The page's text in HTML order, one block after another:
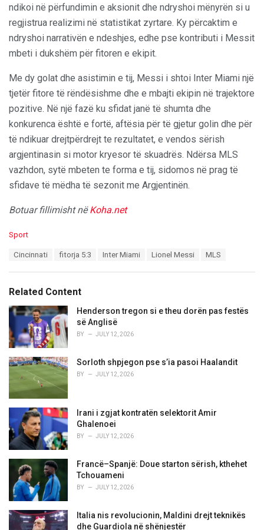
ndikoi në përfundimin e aksionit dhe ndryshoi mënyrën si u
regjistrua realizimi në statistikat zyrtare. Ky përcaktim e
ndryshoi narrativën e ndeshjes, edhe pse kontributi i Messit
mbeti i dukshëm për fitoren e ekipit.
Me dy golat dhe asistimin e tij, Messi i shtoi Inter Miami një
tjetër fitore të rëndësishme dhe e mbajti ekipin në trajektore
pozitive. Në një fazë ku sfidat janë të shumta dhe
konkurenca është e fortë, aftësia për të gjetur golin dhe për
të ndikuar drejtpërdrejt te rezultatet, e vendos sërish
argjentinasin si motor kryesor të skuadrës. Ndërsa MLS
vazhdon, sytë mbeten te forma e tij, sidomos në prag të
sfidave të mëdha të sezonit me Argjentinën.
Botuar fillimisht nëKoha.net
C
o
r
i
s
:
Sport
:
Cincinnati fitorja 5:3 Inter Miami Lionel Messi MLS
Related Content
Henderson tregon si e theu dorën pas festës
së Anglisë
BY JULY 12, 2026
Sorloth shpjegon pse s’ia pasoi Haalandit
BY JULY 12, 2026
Irani i zgjat kontratën selektorit Amir
Ghalenoei
BY JULY 12, 2026
Francë–Spanjë: Doue starton sërish, kthehet
Tchouameni
BY JULY 12, 2026
Italia nis revolucionin, Maldini drejt teknikës
dhe Guardiola në shënjestër